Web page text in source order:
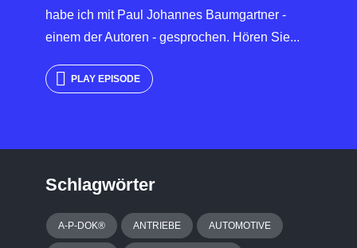
habe ich mit Paul Johannes Baumgartner -
einem der Autoren - gesprochen. Hören Sie...
PLAY EPISODE
Schlagwörter
A-P-DOK® ANTRIEBE AUTOMOTIVE